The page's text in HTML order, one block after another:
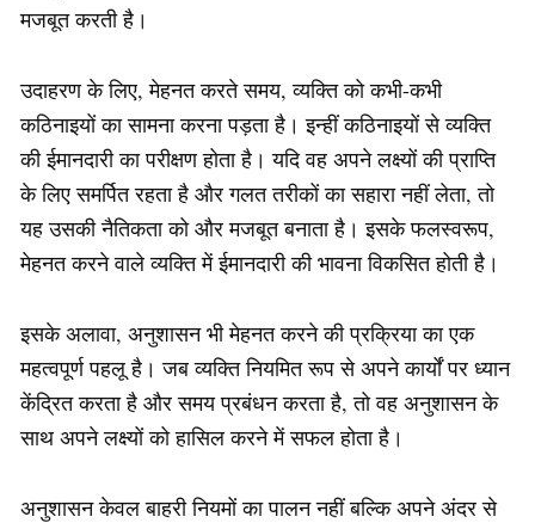
मजबूत करती है।
उदाहरण के लिए, मेहनत करते समय, व्यक्ति को कभी-कभी
कठिनाइयों का सामना करना पड़ता है। इन्हीं कठिनाइयों से व्यक्ति
की ईमानदारी का परीक्षण होता है। यदि वह अपने लक्ष्यों की प्राप्ति
के लिए समर्पित रहता है और गलत तरीकों का सहारा नहीं लेता, तो
यह उसकी नैतिकता को और मजबूत बनाता है। इसके फलस्वरूप,
मेहनत करने वाले व्यक्ति में ईमानदारी की भावना विकसित होती है।
इसके अलावा, अनुशासन भी मेहनत करने की प्रक्रिया का एक
महत्वपूर्ण पहलू है। जब व्यक्ति नियमित रूप से अपने कार्यों पर ध्यान
केंद्रित करता है और समय प्रबंधन करता है, तो वह अनुशासन के
साथ अपने लक्ष्यों को हासिल करने में सफल होता है।
अनुशासन केवल बाहरी नियमों का पालन नहीं बल्कि अपने अंदर से